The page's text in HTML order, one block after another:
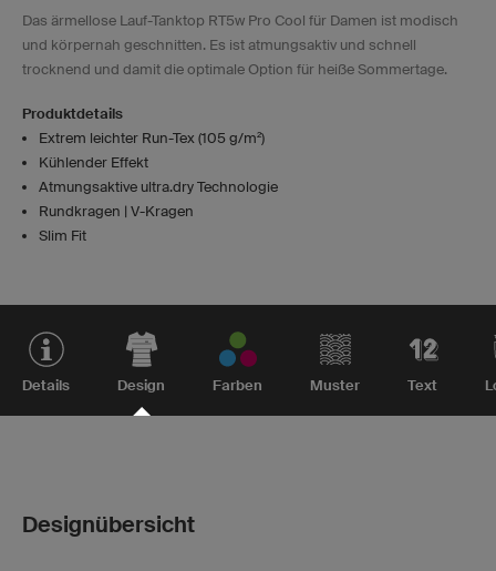
Das ärmellose Lauf-Tanktop RT5w Pro Cool für Damen ist modisch
und körpernah geschnitten. Es ist atmungsaktiv und schnell
trocknend und damit die optimale Option für heiße Sommertage.
Produktdetails
Extrem leichter Run-Tex (105 g/m²)
Kühlender Effekt
Atmungsaktive ultra.dry Technologie
Rundkragen | V-Kragen
Slim Fit
Details Design Farben Muster Text
Designübersicht